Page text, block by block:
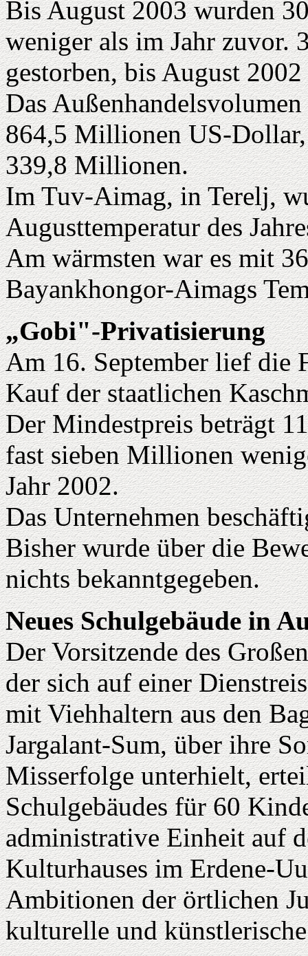
Bis August 2003 wurden
weniger als im Jahr zuvor.
gestorben, bis August
Das
864,5 Millionen US-
339,8 Millionen.
Im Tuv-Aimag, in Terelj,
Augusttemperatur des
Am wärmsten war es mit
Bayankhongor-Aimags
„Gobi"-Privatisierung
Am 16. September lief die
Kauf der staatlichen
Der Mindestpreis beträgt
fast sieben Millionen
Jahr 2002.
Das Unternehmen
Bisher wurde über die
nichts bekanntgegeben.
Neues Schulgebäude in
Der Vorsitzende des
der sich auf einer
mit Viehhaltern aus den
Jargalant-Sum, über ihre
Misserfolge unterhielt,
Schulgebäudes für 60
administrative Einheit auf
Kulturhauses im Erdene-
Ambitionen der örtlichen
kulturelle und